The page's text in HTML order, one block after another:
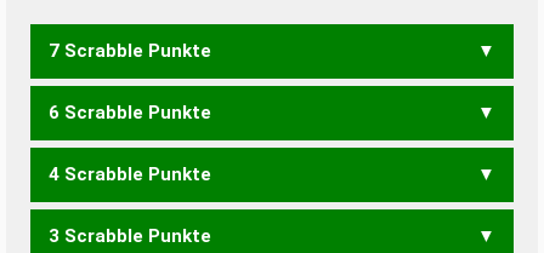
7 Scrabble Punkte
EMSEN
6 Scrabble Punkte
EMSE MENS
4 Scrabble Punkte
SEEN
3 Scrabble Punkte